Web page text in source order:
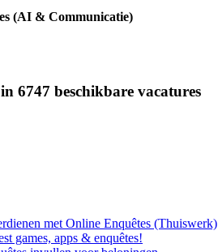
(AI & Communicatie)
6747 beschikbare vacatures
met Online Enquêtes (Thuiswerk)
games, apps & enquêtes!